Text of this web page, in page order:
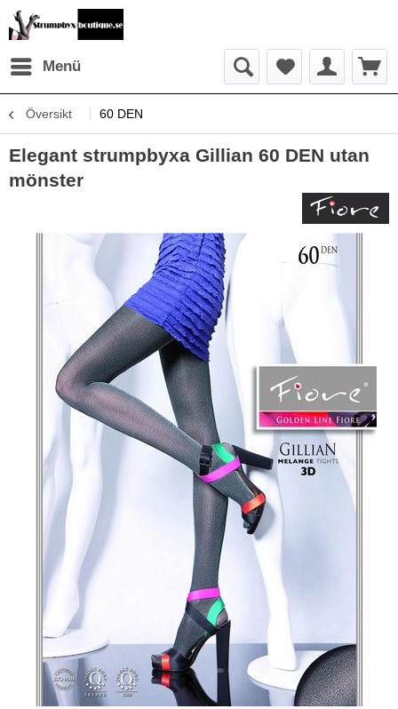
Menü
Översikt 60 DEN
Elegant strumpbyxa Gillian 60 DEN utan
mönster